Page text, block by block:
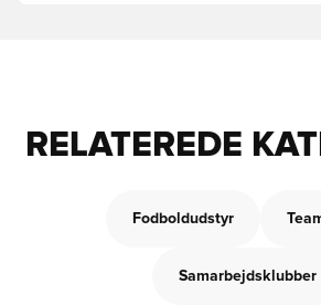
RELATEREDE
Fodboldudstyr
Samarbejdsklubber